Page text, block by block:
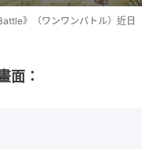
》（ワンワンバトル）近日
面：